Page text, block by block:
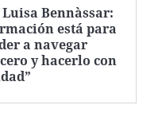
Bennàssar:
está para
a navegar
y hacerlo con